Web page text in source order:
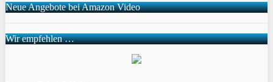
Neue Angebote bei Amazon Video
Wir empfehlen …